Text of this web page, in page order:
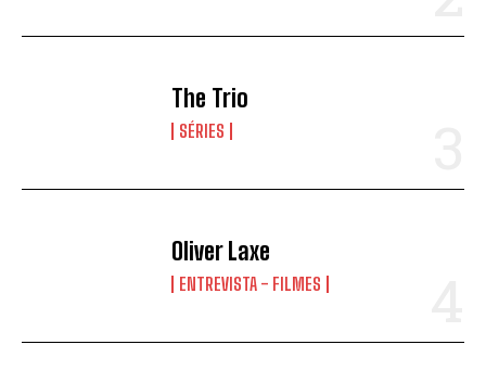
The Trio
SÉRIES
Oliver Laxe
ENTREVISTA - FILMES